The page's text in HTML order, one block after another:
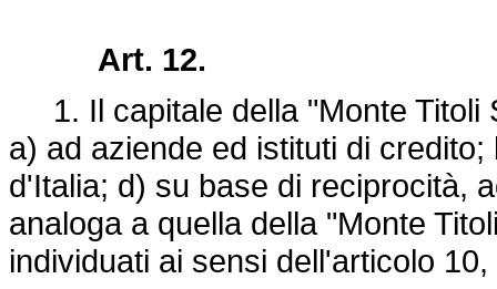
Art. 12.
1. Il capitale della "Monte Titoli
a) ad aziende ed istituti di
d'Italia; d) su base di reciprocità,
analoga a quella della "Monte
individuati ai sensi dell'articolo